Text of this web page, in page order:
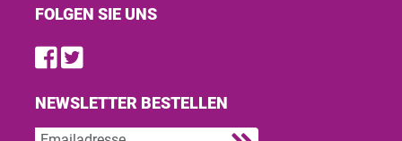
FOLGEN SIE UNS
Find us on Facebook
Follow us on Twitter
NEWSLETTER BESTELLEN